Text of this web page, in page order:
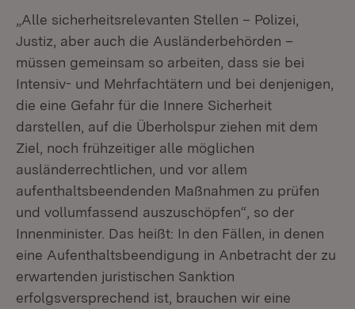
„Alle sicherheitsrelevanten Stellen – Polizei,
Justiz, aber auch die Ausländerbehörden –
müssen gemeinsam so arbeiten, dass sie bei
Intensiv- und Mehrfachtätern und bei denjenigen,
die eine Gefahr für die Innere Sicherheit
darstellen, auf die Überholspur ziehen mit dem
Ziel, noch frühzeitiger alle möglichen
ausländerrechtlichen, und vor allem
aufenthaltsbeendenden Maßnahmen zu prüfen
und vollumfassend auszuschöpfen“, so der
Innenminister. Das heißt: In den Fällen, in denen
eine Aufenthaltsbeendigung in Anbetracht der zu
erwartenden juristischen Sanktion
erfolgsversprechend ist, brauchen wir eine